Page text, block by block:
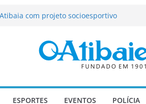
e Morango abre programação
infantis e valorização dos produtores
a deputado estadual é
ESPORTES EVENTOS POLÍCIA